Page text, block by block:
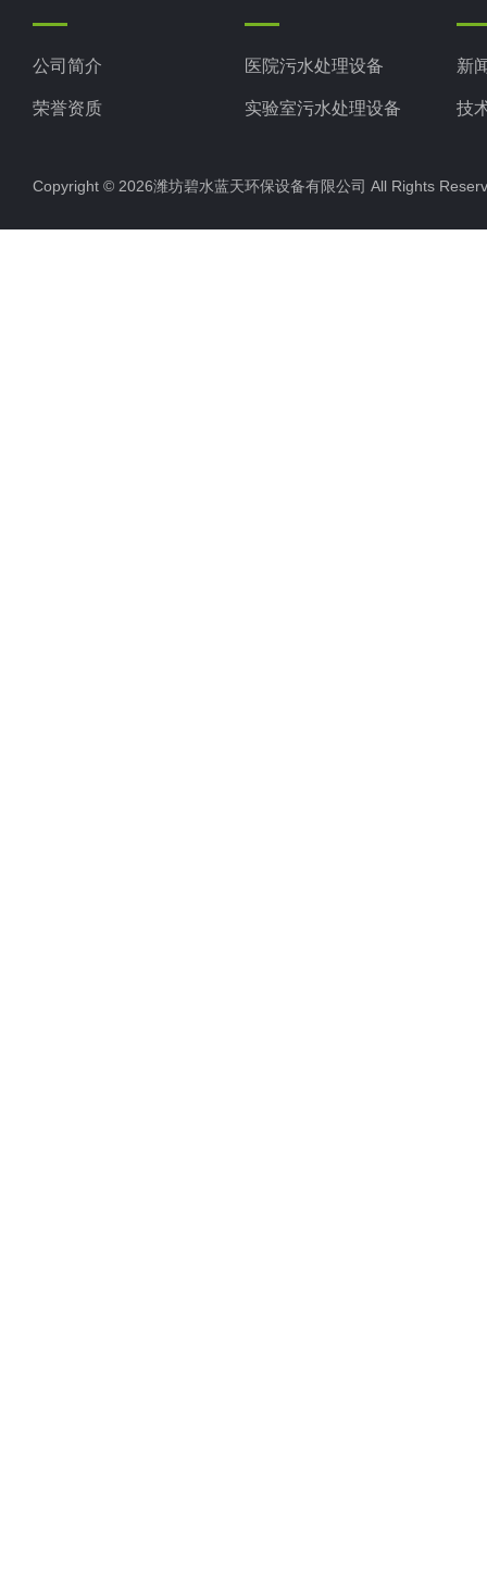
公司简介
荣誉资质
医院污水处理设备
实验室污水处理设备
养殖污水处理设备
屠宰场污水处理设备
新
技
Copyright © 2026潍坊碧水蓝天环保设备有限公司 All Rights